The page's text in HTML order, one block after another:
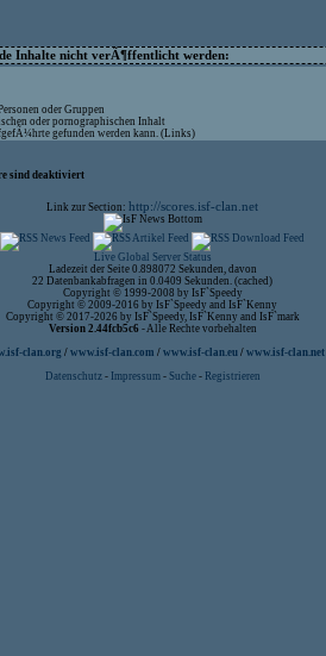
Inhalte nicht verÃ¶ffentlicht werden:
oder Gruppen
oder pornographischen Inhalt
gefunden werden kann. (Links)
sind deaktiviert
Link zur Section: http://scores.isf-clan.net
Live Global Server Status
Ladezeit der Seite 0.898072 Sekunden, davon
22 Datenbankabfragen in 0.0409 Sekunden. (cached)
Copyright © 1999-2008 by IsF`Speedy
Copyright © 2009-2016 by IsF`Speedy and IsF`Kenny
Copyright © 2017-2026 by IsF`Speedy, IsF`Kenny and IsF`mark
Version 2.44fcb5c6 - Alle Rechte vorbehalten
clan.org / www.isf-clan.com / www.isf-clan.eu/ www.isf-clan.net
Datenschutz - Impressum- Suche- Registrieren